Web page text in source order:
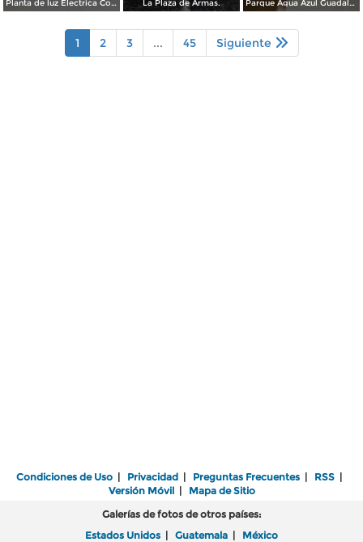
Planta de luz Electrica Colimilla. ( Fechada el 1 de Octubre de 1950 ). La Plaza de Armas. Parque Agua Azul Guadalajara, Jalisco.
1 2 3 ... 45 Siguiente
Condiciones de Uso | Privacidad | Preguntas Frecuentes | RSS |
Versión Móvil| Mapa de Sitio
Galerías de fotos de otros países:
Estados Unidos | Guatemala | México